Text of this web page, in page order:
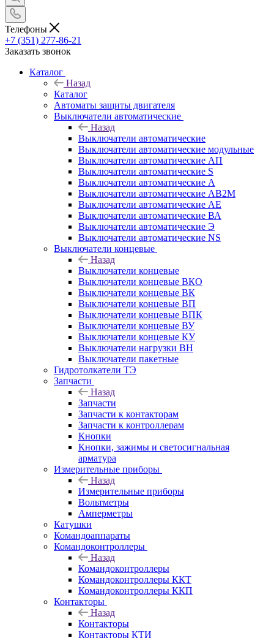
Телефоны
+7 (351) 277-86-21
Заказать звонок
Каталог
Назад
Каталог
Автоматы защиты двигателя
Выключатели автоматические
Назад
Выключатели автоматические
Выключатели автоматические модульные
Выключатели автоматические АП
Выключатели автоматические S
Выключатели автоматические А
Выключатели автоматические АВ2М
Выключатели автоматические АЕ
Выключатели автоматические ВА
Выключатели автоматические Э
Выключатели автоматические NS
Выключатели концевые
Назад
Выключатели концевые
Выключатели концевые ВКО
Выключатели концевые ВК
Выключатели концевые ВП
Выключатели концевые ВПК
Выключатели концевые ВУ
Выключатели концевые КУ
Выключатели нагрузки ВН
Выключатели пакетные
Гидротолкатели ТЭ
Запчасти
Назад
Запчасти
Запчасти к контакторам
Запчасти к контроллерам
Кнопки
Кнопки, зажимы и светосигнальная
арматура
Измерительные приборы
Назад
Измерительные приборы
Вольтметры
Амперметры
Катушки
Командоаппараты
Командоконтроллеры
Назад
Командоконтроллеры
Командоконтроллеры ККТ
Командоконтроллеры ККП
Контакторы
Назад
Контакторы
Контакторы КТИ